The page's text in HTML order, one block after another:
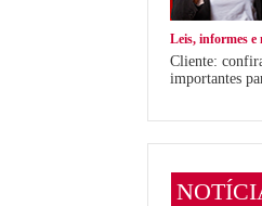
Leis, informes e
Cliente:
importantes